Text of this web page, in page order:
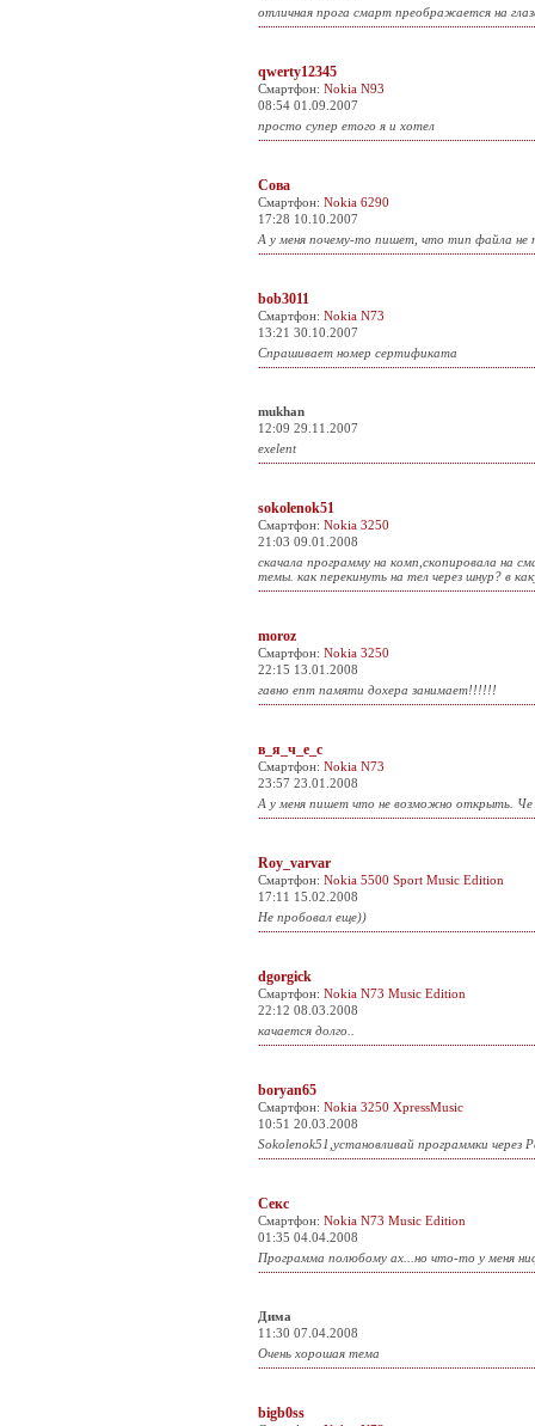
отличная прога смарт преображается на
qwerty12345
Смартфон: Nokia N93
08:54 01.09.2007
просто супер етого я и хотел
Сова
Смартфон: Nokia 6290
17:28 10.10.2007
А у меня почему-то пишет, что тип файла не
bob3011
Смартфон: Nokia N73
13:21 30.10.2007
Спрашивает номер сертификата
mukhan
12:09 29.11.2007
exelent
sokolenok51
Смартфон: Nokia 3250
21:03 09.01.2008
скачала программу на комп,скопировала на
темы. как перекинуть на тел через шнур? в
moroz
Смартфон: Nokia 3250
22:15 13.01.2008
гавно епт памяти дохера занимает!!!!!!
в_я_ч_е_с
Смартфон: Nokia N73
23:57 23.01.2008
А у меня пишет что не возможно открыть. Че
Roy_varvar
Смартфон: Nokia 5500 Sport Music Edition
17:11 15.02.2008
Не пробовал еще))
dgorgick
Смартфон: Nokia N73 Music Edition
22:12 08.03.2008
качается долго..
boryan65
Смартфон: Nokia 3250 XpressMusic
10:51 20.03.2008
Sokolenok51,установливай программки через
Секс
Смартфон: Nokia N73 Music Edition
01:35 04.04.2008
Программа полюбому ах...но что-то у меня
Дима
11:30 07.04.2008
Очень хорошая тема
bigb0ss